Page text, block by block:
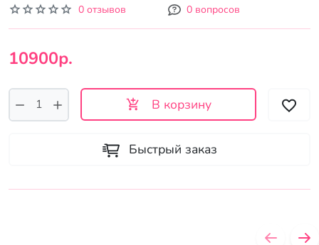
0 отзывов 0 вопросов
10900р.
В корзину
Быстрый заказ